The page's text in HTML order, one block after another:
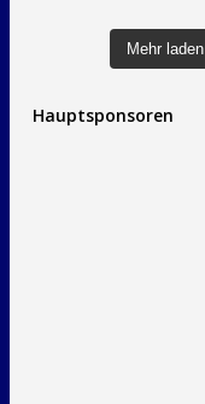
Mehr laden
Hauptsponsoren